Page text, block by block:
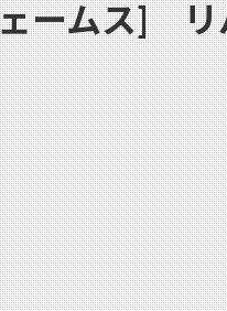
ェームス]